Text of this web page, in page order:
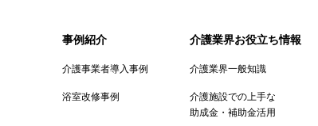
事例紹介
介護事業者導入事例
浴室改修事例
介護業界お役立ち情報
介護業界一般知識
介護施設での上手な
助成金・補助金活用